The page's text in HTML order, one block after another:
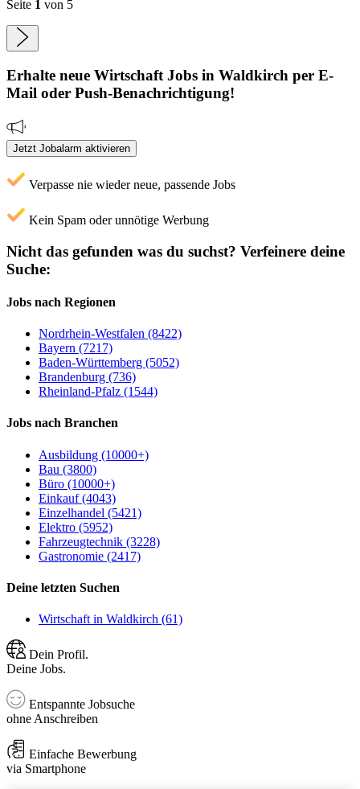
Seite 1 von 5
Erhalte neue Wirtschaft Jobs in Waldkirch per E-
Mail oder Push-Benachrichtigung!
Jetzt Jobalarm aktivieren
Verpasse nie wieder neue, passende Jobs
Kein Spam oder unnötige Werbung
Nicht das gefunden was du suchst? Verfeinere deine
Suche:
Jobs nach Regionen
Nordrhein-Westfalen (8422)
Bayern (7217)
Baden-Württemberg (5052)
Brandenburg (736)
Rheinland-Pfalz (1544)
Jobs nach Branchen
Ausbildung (10000+)
Bau (3800)
Büro (10000+)
Einkauf (4043)
Einzelhandel (5421)
Elektro (5952)
Fahrzeugtechnik (3228)
Gastronomie (2417)
Deine letzten Suchen
Wirtschaft in Waldkirch (61)
Dein Profil.
Deine Jobs.
Entspannte Jobsuche
ohne Anschreiben
Einfache Bewerbung
via Smartphone